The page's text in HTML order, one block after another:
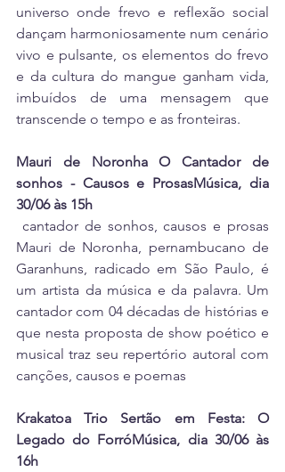
universo onde frevo e reflexão social
dançam harmoniosamente num cenário
vivo e pulsante, os elementos do frevo
e da cultura do mangue ganham vida,
imbuídos de uma mensagem que
transcende o tempo e as fronteiras.
Mauri de Noronha O Cantador de
sonhos - Causos e ProsasMúsica, dia
30/06 às 15h
Mauri de Noronha, pernambucano de
Garanhuns, radicado em São Paulo, é
um artista da música e da palavra. Um
cantador com 04 décadas de histórias e
que nesta proposta de show poético e
musical traz seu repertório autoral com
canções, causos e poemas
Krakatoa Trio Sertão em Festa: O
Legado do ForróMúsica, dia 30/06 às
16h